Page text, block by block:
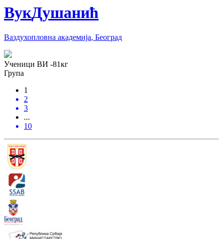
ВукДушанић
Ваздухопловна академија, Београд
Ученици ВИ -81кг
Група
1
2
3
...
10